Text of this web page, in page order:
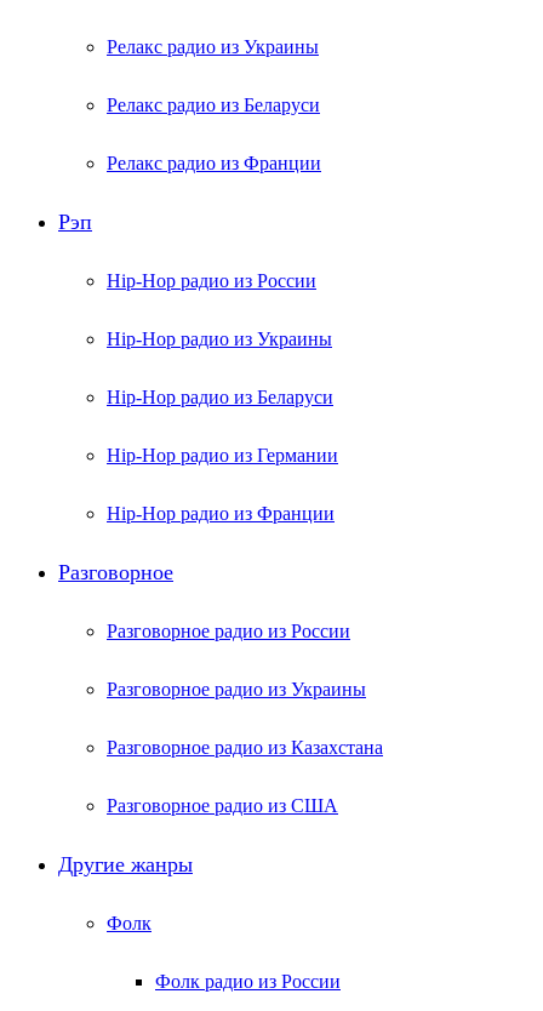
Релакс радио из Украины
Релакс радио из Беларуси
Релакс радио из Франции
Рэп
Hip-Hop радио из России
Hip-Hop радио из Украины
Hip-Hop радио из Беларуси
Hip-Hop радио из Германии
Hip-Hop радио из Франции
Разговорное
Разговорное радио из России
Разговорное радио из Украины
Разговорное радио из Казахстана
Разговорное радио из США
Другие жанры
Фолк
Фолк радио из России